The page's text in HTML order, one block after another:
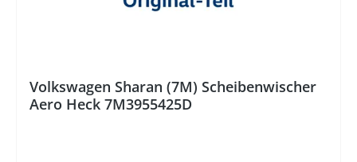
Volkswagen Sharan (7M) Scheibenwischer
Aero Heck 7M3955425D